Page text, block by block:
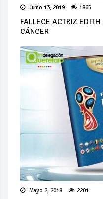
Junio 13, 2019 1865
FALLECE ACTRIZ
CÁNCER
Mayo 2, 2018 2201